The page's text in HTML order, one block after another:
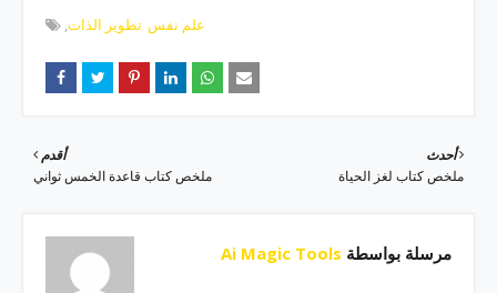
تطوير الذات علم نفس
أحدث
ملخص كتاب لغز الحياة
أقدم
ملخص كتاب قاعدة الخمس ثواني
مرسلة بواسطة